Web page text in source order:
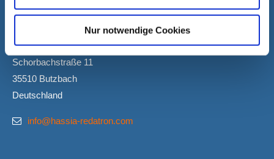
Nur notwendige Cookies
Kontaktieren Sie uns
HASSIA-REDATRON GmbH
Schorbachstraße 11
35510 Butzbach
Deutschland
info@hassia-redatron.com